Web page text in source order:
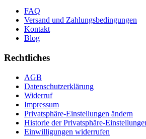
FAQ
Versand und Zahlungsbedingungen
Kontakt
Blog
Rechtliches
AGB
Datenschutzerklärung
Widerruf
Impressum
Privatsphäre-Einstellungen ändern
Historie der Privatsphäre-
Einwilligungen widerrufen